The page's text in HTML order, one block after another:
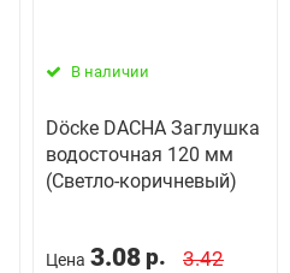
В наличии
Döcke DACHA Заглушка
водосточная 120 мм
(Светло-коричневый)
Цена 3.08 р. 3.42